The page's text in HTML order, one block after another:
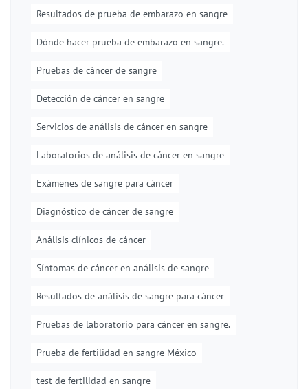
Resultados de prueba de embarazo en sangre
Dónde hacer prueba de embarazo en sangre.
Pruebas de cáncer de sangre
Detección de cáncer en sangre
Servicios de análisis de cáncer en sangre
Laboratorios de análisis de cáncer en sangre
Exámenes de sangre para cáncer
Diagnóstico de cáncer de sangre
Análisis clínicos de cáncer
Síntomas de cáncer en análisis de sangre
Resultados de análisis de sangre para cáncer
Pruebas de laboratorio para cáncer en sangre.
Prueba de fertilidad en sangre México
test de fertilidad en sangre